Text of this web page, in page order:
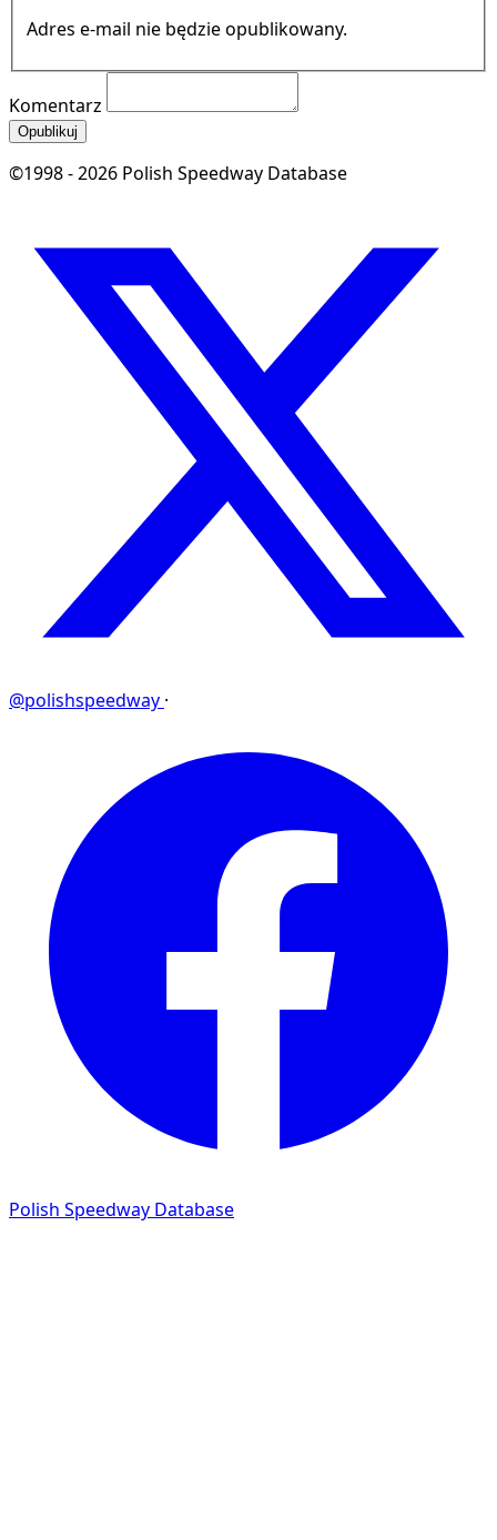
Adres e-mail nie będzie opublikowany.
Komentarz
Opublikuj
©1998 - 2026 Polish Speedway Database
@polishspeedway ·
Polish Speedway Database